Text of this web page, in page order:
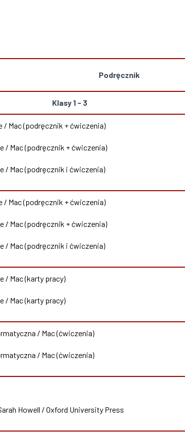
Podręcznik
Klasy 1 - 3
/ Mac (podręcznik + ćwiczenia)
/ Mac (podręcznik + ćwiczenia)
/ Mac (podręcznik i ćwiczenia)
/ Mac (podręcznik + ćwiczenia)
/ Mac (podręcznik + ćwiczenia)
/ Mac (podręcznik i ćwiczenia)
/ Mac (karty pracy)
/ Mac (karty pracy)
/ Mac (ćwiczenia)
/ Mac (ćwiczenia)
Howell / Oxford University Press